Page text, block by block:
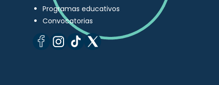
Programas educativos
Convocatorias